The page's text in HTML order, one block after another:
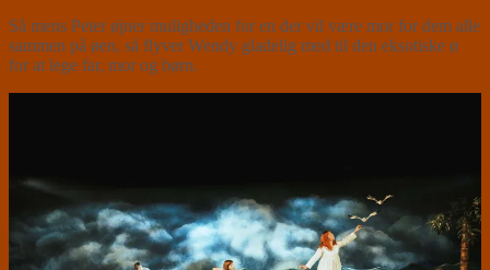
Så mens Peter øjner muligheden for en der vil være mor for dem alle
sammen på øen, så flyver Wendy gladelig med til den eksotiske ø
for at lege far, mor og børn.